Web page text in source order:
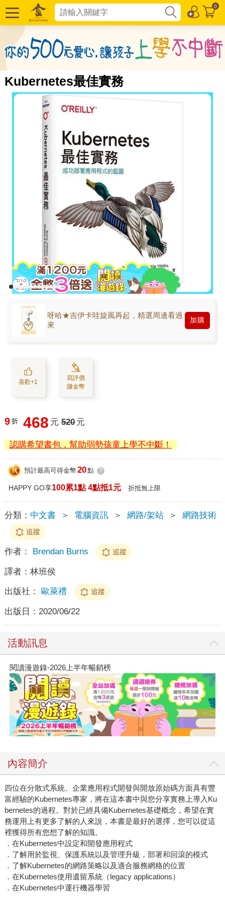
0
Kubernetes最佳實務
呀哈★吉伊卡哇旋風再起，精選周邊看過
來
加購
喜歡+1
寫評價
賺金幣
9 折 468 元 520 元
認購希望書包，幫助弱勢孩童上學不中斷！
預計最高可得金幣 20點 ?
HAPPY GO享100累1點 4點抵1元 折抵無上限
分類： 中文書 ＞ 電腦資訊 ＞ 網路/架站 ＞ 網路技術
追蹤
作者： Brendan Burns 追蹤
譯者： 林班侯
出版社： 歐萊禮 追蹤
出版日： 2020/06/22
活動訊息
閱讀漫遊錄-2026上半年暢銷榜
內容簡介
四位在分散式系統、企業應用程式開發與開放原始碼方面具有豐
富經驗的Kubernetes專家，將在這本書中與您分享實務上導入Ku
bernetes的過程。對於已經具備Kubernetes基礎概念，希望在實
務運用上有更多了解的人來說，本書是最好的選擇，您可以從這
裡獲得所有您想了解的知識。
．在Kubernetes中設定和開發應用程式
．了解用於監視、保護系統以及管理升級，部署和回滾的模式
．了解Kubernetes的網路策略以及適合服務網格的位置
．在Kubernetes使用遺留系統（legacy applications）
．在Kubernetes中運行機器學習